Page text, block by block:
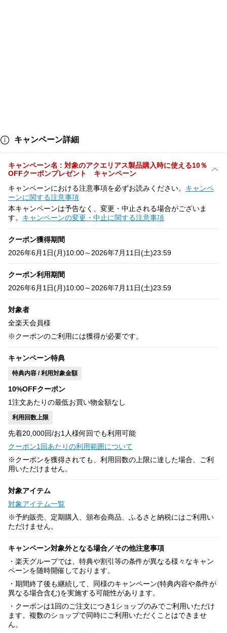
キャンペーン詳細
キャンペーン名 : 対象のアクエリアス製品購入時に使える10％
OFFクーポンプレゼント キャンペーン
キャンペーンにおける注意事項を必ずお読みください。 キャンペ
ーンに関する注意事項
本キャンペーンは予告なく、変更・中止される場合がございま
す。 キャンペーンの変更・中止に関する注意事項
クーポン獲得期間
2026年6月1日(月)10:00～2026年7月11日(土)23:59
クーポン利用期間
2026年6月1日(月)10:00～2026年7月11日(土)23:59
対象者
全楽天会員様
※クーポンのご利用には獲得が必要です。
キャンペーン特典
特典内容 / 利用対象金額
10%OFFクーポン
1注文あたりの最低お買い物金額なし
利用回数上限
先着20,000回/お1人様何回でも利用可能
クーポン1回あたりの利用範囲について
※クーポンを獲得されても、利用回数の上限に達した場合、ご利
用いただけません。
対象アイテム
対象アイテム一覧
※予約販売、定期購入、頒布会商品、ふるさと納税にはご利用い
ただけません。
キャンペーン対象外となる場合／その他注意事項
・楽天グループでは、特典や割引等の条件が異なる様々なキャン
ペーンを随時開催しております。
・期間終了後も継続して、同様のキャンペーン(特典内容や条件が
異なる場合含む)を実施する可能性があります。
・クーポンは1回のご注文につき1ショップのみでご利用いただけ
ます。複数のショップで同時にご利用いただくことはできませ
ん。